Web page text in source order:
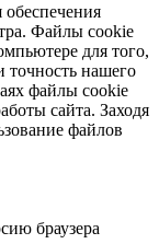
обеспечения
Файлы cookie
для того,
точность нашего
файлы cookie
сайта. Заходя
файлов
браузера